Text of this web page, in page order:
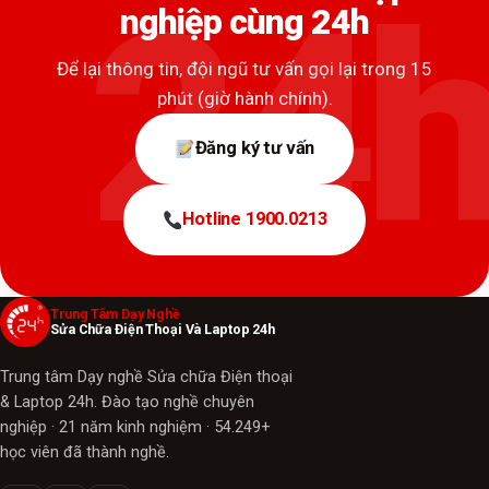
nghiệp cùng 24h
Để lại thông tin, đội ngũ tư vấn gọi lại trong 15
phút (giờ hành chính).
Đăng ký tư vấn
Hotline 1900.0213
Trung Tâm Dạy Nghề
Sửa Chữa Điện Thoại Và Laptop 24h
Trung tâm Dạy nghề Sửa chữa Điện thoại
& Laptop 24h. Đào tạo nghề chuyên
nghiệp · 21 năm kinh nghiệm · 54.249+
học viên đã thành nghề.